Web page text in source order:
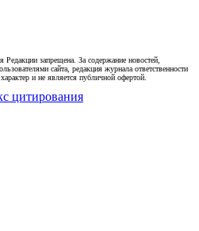
Редакции запрещена. За содержание новостей,
сайта, редакция журнала ответственности
и не является публичной офертой.